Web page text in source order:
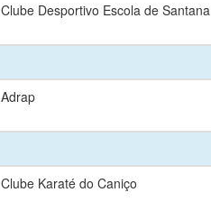
Clube Desportivo Escola de Santana
Adrap
Clube Karaté do Caniço